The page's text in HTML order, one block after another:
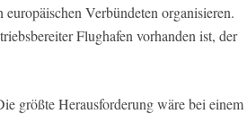
Verbündeten organisieren.
Flughafen vorhanden ist, der
größte Herausforderung wäre bei einem